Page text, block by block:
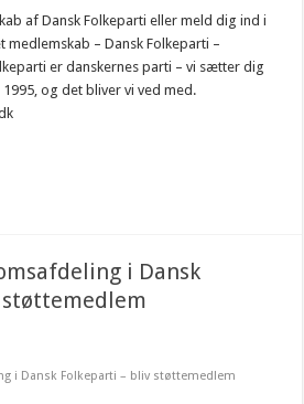
af Dansk Folkeparti eller meld dig ind i
medlemskab – Dansk Folkeparti –
er danskernes parti – vi sætter dig
og det bliver vi ved med.
i Dansk
i Dansk Folkeparti – bliv støttemedlem